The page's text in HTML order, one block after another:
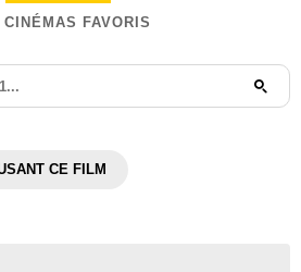
CINÉMAS FAVORIS
CE FILM